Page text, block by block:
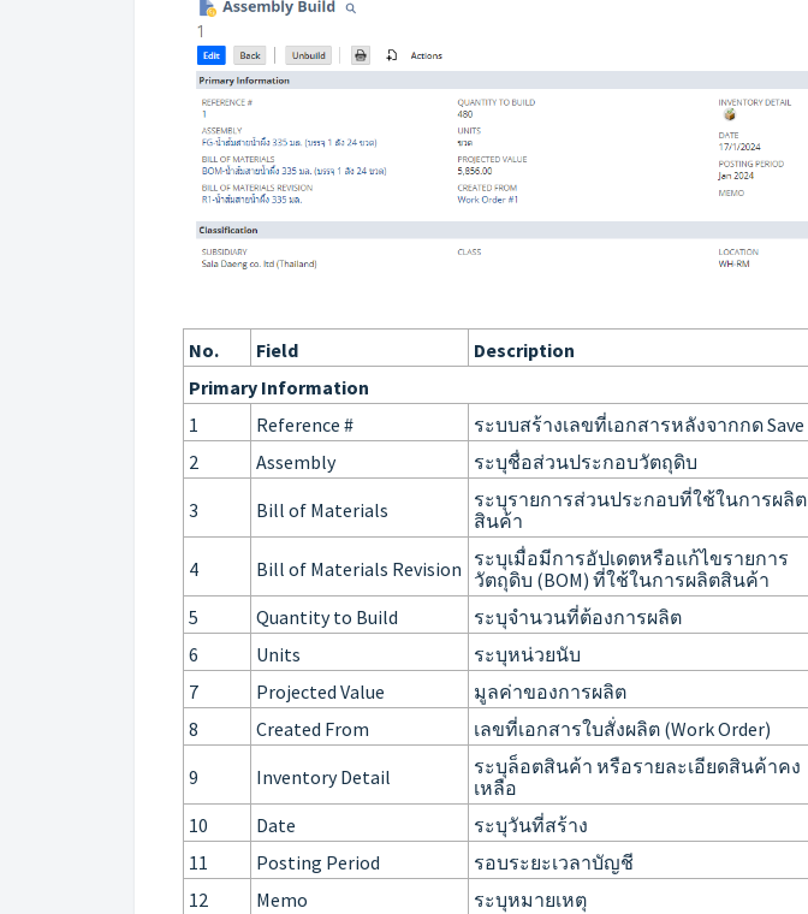
No. Field Description
Primary Information
1
Reference # ระบบสร้างเลขที่เอกสารหลังจากกด Save
2
Assembly ระบุชื่อส่วนประกอบวัตถุดิบ
3
Bill of Materials
ระบุรายการส่วนประกอบที่ใช้ในการผลิต
สินค้า
4 Bill of Materials Revision ระบุเมื่อมีการอัปเดตหรือแก้ไขรายการ
วัตถุดิบ (BOM) ที่ใช้ในการผลิตสินค้า
5
Quantity to Build ระบุจำนวนที่ต้องการผลิต
6
Units ระบุหน่วยนับ
7
Projected Value มูลค่าของการผลิต
8
Created From เลขที่เอกสารใบสั่งผลิต (Work Order)
9
Inventory Detail
ระบุล็อตสินค้า หรือรายละเอียดสินค้าคง
เหลือ
10
Date ระบุวันที่สร้าง
11
Posting Period รอบระยะเวลาบัญชี
12
Memo ระบุหมายเหตุ